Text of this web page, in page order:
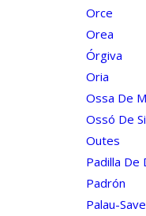
Orce
Orea
Órgiva
Oria
Ossa De
Ossó De
Outes
Padilla De
Padrón
Palau-